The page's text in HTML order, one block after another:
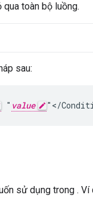
toàn bộ luồng.
sau:
" value "</
sử dụng trong . Ví